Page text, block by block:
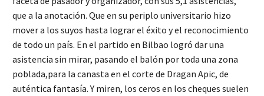
que a la anotación. Que en su periplo universitario hizo
mover a los suyos hasta lograr el éxito y el reconocimiento
de todo un país. En el partido en Bilbao logró dar una
asistencia sin mirar, pasando el balón por toda una zona
poblada,para la canasta en el corte de Dragan Apic, de
auténtica fantasía. Y miren, los ceros en los cheques suelen